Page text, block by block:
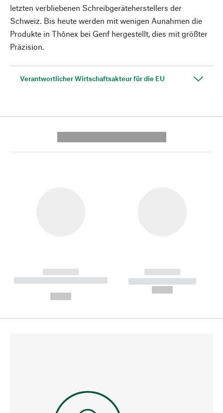
letzten verbliebenen Schreibgeräteherstellers der
Schweiz. Bis heute werden mit wenigen Aunahmen die
Produkte in Thônex bei Genf hergestellt, dies mit größter
Präzision.
Verantwortlicher Wirtschaftsakteur für die EU
------------
----------- ----------- --------
------------
----------- -----------